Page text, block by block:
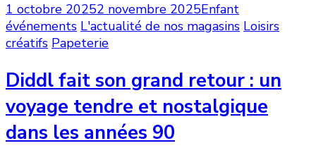
1 octobre 20252 novembre 2025Enfant
événements L'actualité de nos magasins Loisirs
créatifs Papeterie
Diddl fait son grand retour : un
voyage tendre et nostalgique
dans les années 90